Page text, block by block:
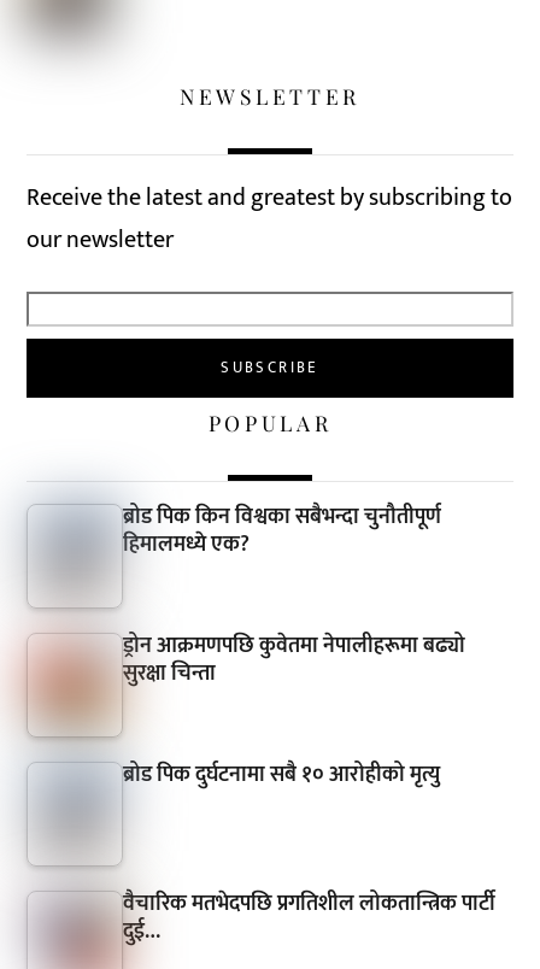
NEWSLETTER
Receive the latest and greatest by subscribing to
our newsletter
POPULAR
ब्रोड पिक किन विश्वका सबैभन्दा चुनौतीपूर्ण
हिमालमध्ये एक?
ड्रोन आक्रमणपछि कुवेतमा नेपालीहरूमा बढ्यो
सुरक्षा चिन्ता
ब्रोड पिक दुर्घटनामा सबै १० आरोहीको मृत्यु
वैचारिक मतभेदपछि प्रगतिशील लोकतान्त्रिक पार्टी
दुई…